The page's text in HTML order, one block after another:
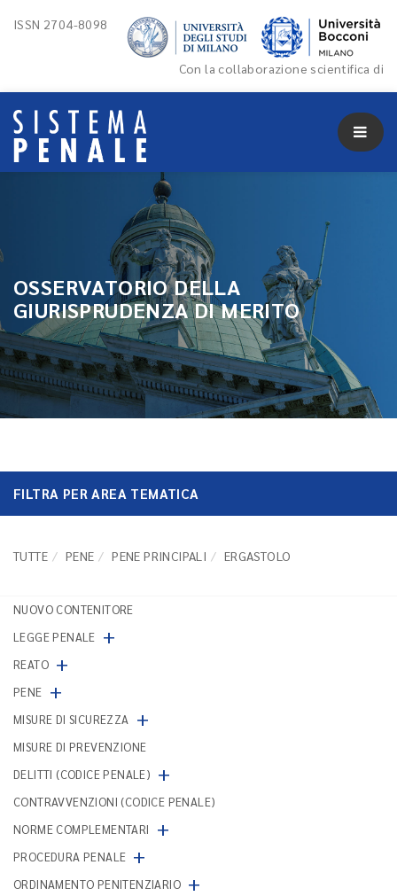
ISSN 2704-8098
Con la collaborazione scientifica di
OSSERVATORIO DELLA
GIURISPRUDENZA DI MERITO
FILTRA PER AREA TEMATICA
TUTTE PENE PENE PRINCIPALI ERGASTOLO
NUOVO CONTENITORE
LEGGE PENALE +
REATO +
PENE +
MISURE DI SICUREZZA +
MISURE DI PREVENZIONE
DELITTI (CODICE PENALE) +
CONTRAVVENZIONI (CODICE PENALE)
NORME COMPLEMENTARI
+
PROCEDURA PENALE +
ORDINAMENTO PENITENZIARIO +